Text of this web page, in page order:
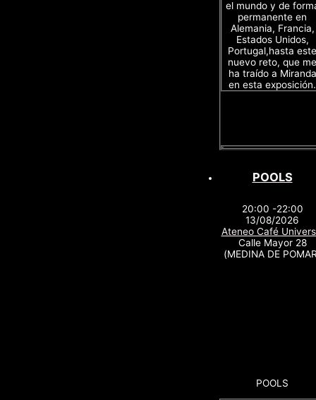
el mundo y de
permanente en
Alemania, Francia,
Estados Unidos,
Portugal,hasta este
nuevo reto, que me
ha traído a Miranda
en esta exposición.
POOLS
20:00 -22:00
13/08/2026
Ateneo Café
Calle Mayor 28
(MEDINA DE
POOLS